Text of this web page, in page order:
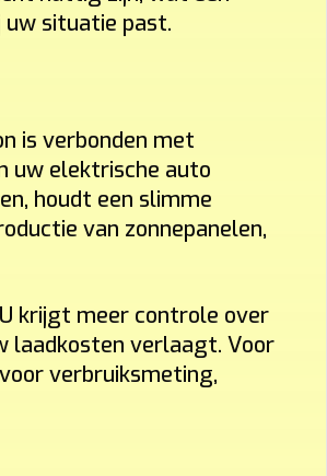
situatie past.
is verbonden met
uw elektrische auto
houdt een slimme
van zonnepanelen,
krijgt meer controle over
laadkosten verlaagt. Voor
verbruiksmeting,